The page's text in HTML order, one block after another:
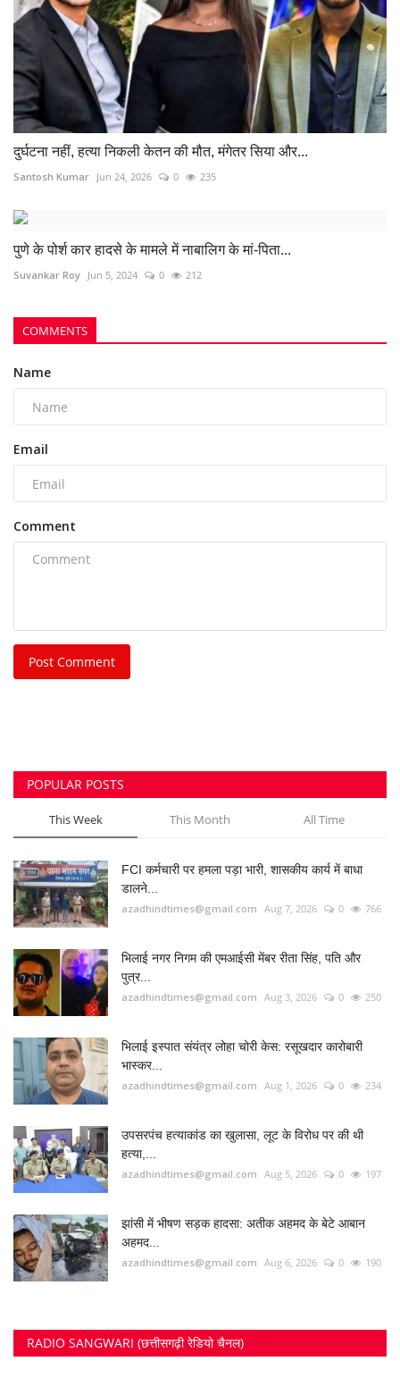
दुर्घटना नहीं, हत्या निकली केतन की मौत, मंगेतर सिया और...
Santosh Kumar Jun 24, 2026 0 235
पुणे के पोर्श कार हादसे के मामले में नाबालिग के मां-पिता...
Suvankar Roy Jun 5, 2024 0 212
COMMENTS
Name
Email
Comment
Post Comment
POPULAR POSTS
This Week This Month All Time
FCI कर्मचारी पर हमला पड़ा भारी, शासकीय कार्य में बाधा
डालने...
azadhindtimes@gmail.com Aug 7, 2026 0 766
भिलाई नगर निगम की एमआईसी मेंबर रीता सिंह, पति और
पुत्र...
azadhindtimes@gmail.com Aug 3, 2026 0 250
भिलाई इस्पात संयंत्र लोहा चोरी केस: रसूखदार कारोबारी
भास्कर...
azadhindtimes@gmail.com Aug 1, 2026 0 234
उपसरपंच हत्याकांड का खुलासा, लूट के विरोध पर की थी
हत्या,...
azadhindtimes@gmail.com Aug 5, 2026 0 197
झांसी में भीषण सड़क हादसा: अतीक अहमद के बेटे आबान
अहमद...
azadhindtimes@gmail.com Aug 6, 2026 0 190
RADIO SANGWARI (छत्तीसगढ़ी रेडियो चैनल)